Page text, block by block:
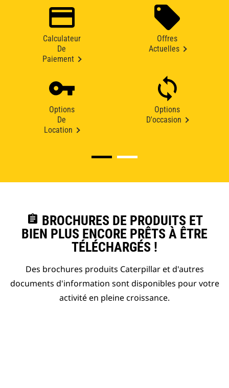
Calculateur
De
Paiement
Offres
Actuelles
Options
De
Location
Options
D'occasion
assignment BROCHURES DE PRODUITS ET
BIEN PLUS ENCORE PRÊTS À ÊTRE
TÉLÉCHARGÉS !
Des brochures produits Caterpillar et d'autres
documents d'information sont disponibles pour votre
activité en pleine croissance.